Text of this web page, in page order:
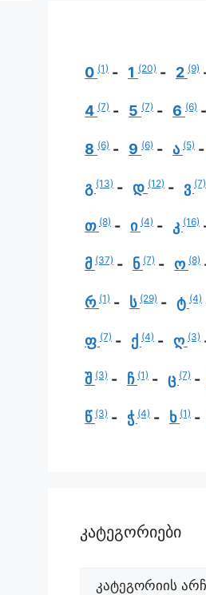
0 (1) 1 (20) 2 (9)
4 (7) 5 (7) 6 (6)
8 (6) 9 (6) ა (5)
გ (13) დ (12) ვ (7)
თ (8) ი (4) კ (16)
მ (37) ნ (7) ო (8)
რ (1) ს (29) ტ (4)
ფ (7) ქ (4) ღ (3)
შ (3) ჩ (1) ც (7)
წ (3) ჭ (4) ხ (1)
კატეგორიები